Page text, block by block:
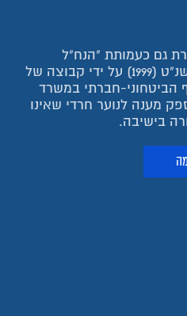
גם כעמותת "הנח"ל
החרדי") הוקמה בשנת התשנ"ט (1999) על ידי קבוצה של
הביטחוני-חברתי במשרד
מענה לנוער חרדי שאינו
בישיבה.